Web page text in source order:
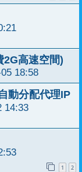
2G高速空間)
18:58
動分配代理IP
14:33
1 2